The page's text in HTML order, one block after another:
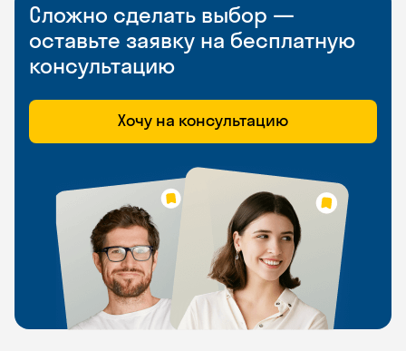
Сложно сделать выбор —
оставьте заявку на бесплатную
консультацию
Хочу на консультацию